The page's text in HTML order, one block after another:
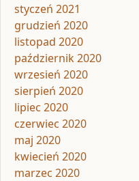
styczeń 2021
grudzień 2020
listopad 2020
październik 2020
wrzesień 2020
sierpień 2020
lipiec 2020
czerwiec 2020
maj 2020
kwiecień 2020
marzec 2020